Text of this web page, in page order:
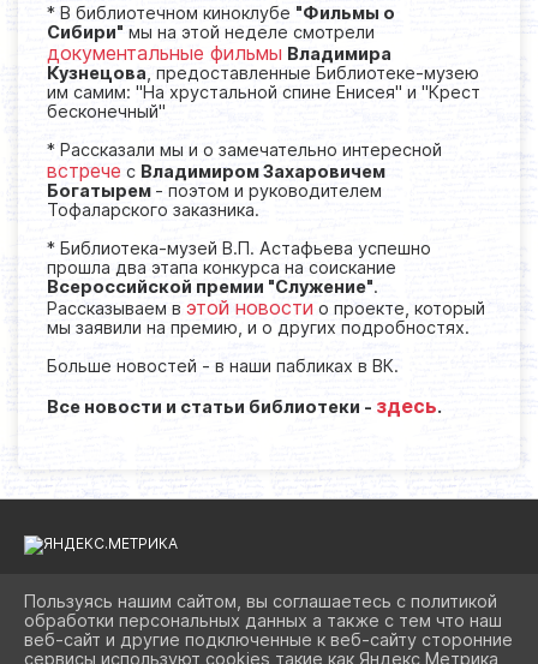
* В библиотечном киноклубе "Фильмы о
Сибири" мы на этой неделе смотрели
документальные фильмы Владимира
Кузнецова , предоставленные Библиотеке-музею
им самим: "На хрустальной спине Енисея" и "Крест
бесконечный"
* Рассказали мы и о замечательно интересной
встрече с Владимиром Захаровичем
Богатырем - поэтом и руководителем
Тофаларского заказника.
* Библиотека-музей В.П. Астафьева успешно
прошла два этапа конкурса на соискание
Всероссийской премии "Служение".
Рассказываем в этой новости о проекте, который
мы заявили на премию, и о других подробностях.
Больше новостей - в наши пабликах в ВК.
Все новости и статьи библиотеки - здесь.
2026 Г. BIBLIOAST.RU
ВХОД
КАРТА САЙТА
Пользуясь нашим сайтом, вы соглашаетесь с политикой
обработки персональных данных а также с тем что наш
веб-сайт и другие подключенные к веб-сайту сторонние
сервисы используют cookies такие как Яндекс Метрика,